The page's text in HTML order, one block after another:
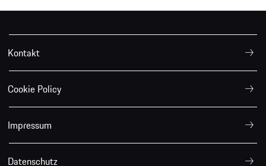
Kontakt
Cookie Policy
Impressum
Datenschutz